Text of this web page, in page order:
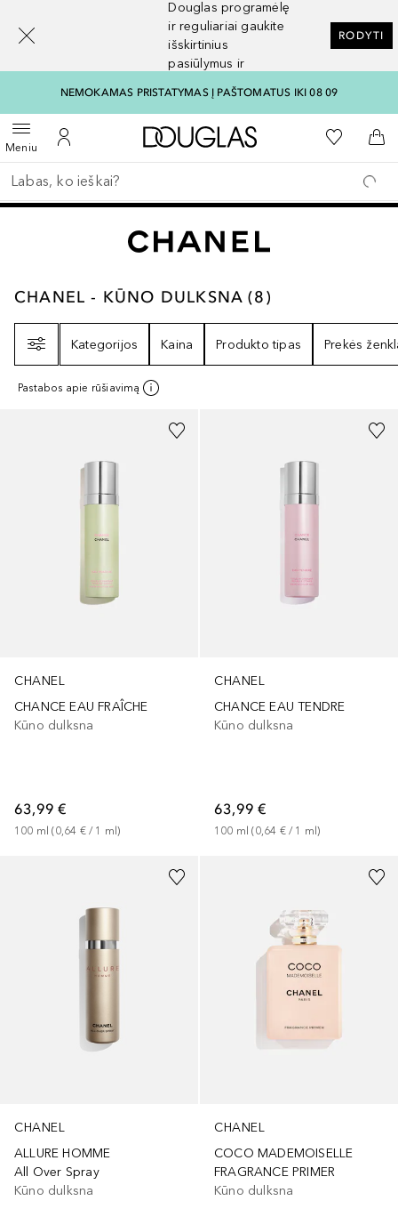
Douglas programėlę
ir reguliariai gaukite
išskirtinius
pasiūlymus ir
RODYTI
NEMOKAMAS PRISTATYMAS Į PAŠTOMATUS IKI 08 09
MeniuAtidaryti meniuĮ mano paskyrą
Į Douglas pagrindinį
Į mano
Į
Grįžk atgal
Vykdykite paiešką
CHANEL - KŪNO DULKSNA8
CHANEL - KŪNO DULKSNA (8)
Kategorijos
Kaina Produkto tipas Prekės
Pastabos apie rūšiavimą
CHANEL
CHANCE EAU FRAÎCHE
Kūno dulksna
63,99 €
100 ml (0,64 € / 1 ml)
CHANEL
CHANCE EAU TENDRE
Kūno dulksna
63,99 €
100 ml (0,64 € / 1 ml)
CHANEL
ALLURE HOMME
All Over Spray
Kūno dulksna
CHANEL
COCO MADEMOISELLE
FRAGRANCE PRIMER
Kūno dulksna
[navigation.slideout.screenreader]